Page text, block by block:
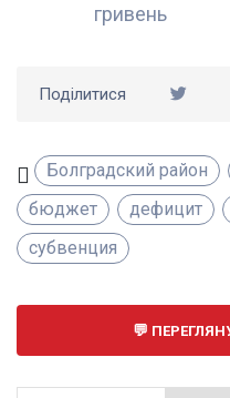
гривень
Поділитися
Болградский район
бюджет
дефицит
субвенция